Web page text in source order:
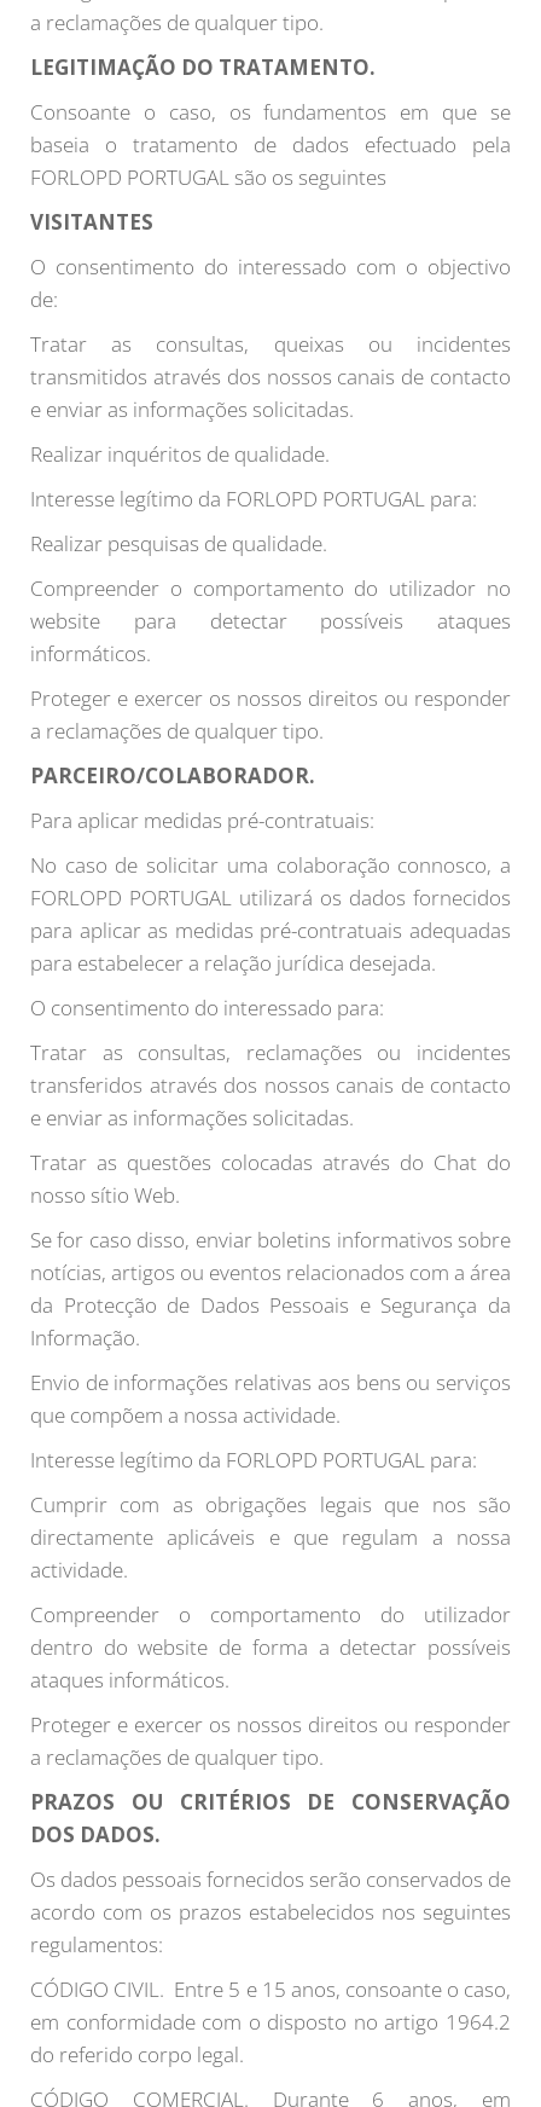
a reclamações de qualquer tipo.
LEGITIMAÇÃO DO TRATAMENTO.
Consoante o caso, os fundamentos em que se
baseia o tratamento de dados efectuado pela
FORLOPD PORTUGAL são os seguintes
VISITANTES
O consentimento do interessado com o objectivo
de:
Tratar as consultas, queixas ou incidentes
transmitidos através dos nossos canais de contacto
e enviar as informações solicitadas.
Realizar inquéritos de qualidade.
Interesse legítimo da FORLOPD PORTUGAL para:
Realizar pesquisas de qualidade.
Compreender o comportamento do utilizador no
website para detectar possíveis ataques
informáticos.
Proteger e exercer os nossos direitos ou responder
a reclamações de qualquer tipo.
PARCEIRO/COLABORADOR.
Para aplicar medidas pré-contratuais:
No caso de solicitar uma colaboração connosco, a
FORLOPD PORTUGAL utilizará os dados fornecidos
para aplicar as medidas pré-contratuais adequadas
para estabelecer a relação jurídica desejada.
O consentimento do interessado para:
Tratar as consultas, reclamações ou incidentes
transferidos através dos nossos canais de contacto
e enviar as informações solicitadas.
Tratar as questões colocadas através do Chat do
nosso sítio Web.
Se for caso disso, enviar boletins informativos sobre
notícias, artigos ou eventos relacionados com a área
da Protecção de Dados Pessoais e Segurança da
Informação.
Envio de informações relativas aos bens ou serviços
que compõem a nossa actividade.
Interesse legítimo da FORLOPD PORTUGAL para:
Cumprir com as obrigações legais que nos são
directamente aplicáveis e que regulam a nossa
actividade.
Compreender o comportamento do utilizador
dentro do website de forma a detectar possíveis
ataques informáticos.
Proteger e exercer os nossos direitos ou responder
a reclamações de qualquer tipo.
PRAZOS OU CRITÉRIOS DE CONSERVAÇÃO
DOS DADOS.
Os dados pessoais fornecidos serão conservados de
acordo com os prazos estabelecidos nos seguintes
regulamentos:
CÓDIGO CIVIL. Entre 5 e 15 anos, consoante o caso,
em conformidade com o disposto no artigo 1964.2
do referido corpo legal.
CÓDIGO COMERCIAL. Durante 6 anos, em